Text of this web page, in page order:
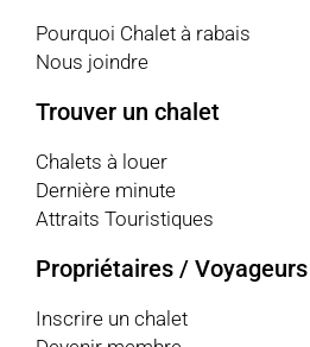
Pourquoi Chalet à rabais
Nous joindre
Trouver un chalet
Chalets à louer
Dernière minute
Attraits Touristiques
Propriétaires / Voyageurs
Inscrire un chalet